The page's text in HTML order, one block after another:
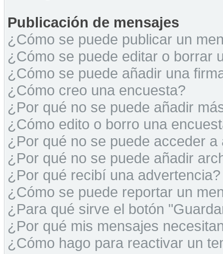
Publicación de mensajes
¿Cómo se puede publicar un
¿Cómo se puede editar o borrar
¿Cómo se puede añadir una
¿Cómo creo una encuesta?
¿Por qué no se puede añadir
¿Cómo edito o borro una
¿Por qué no se puede acceder a
¿Por qué no se puede añadir
¿Por qué recibí una advertencia?
¿Cómo se puede reportar un
¿Para qué sirve el botón
¿Por qué mis mensajes
¿Cómo hago para reactivar un